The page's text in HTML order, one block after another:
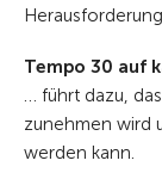
Tempo 30 auf
… führt dazu,
zunehmen wird
werden kann.